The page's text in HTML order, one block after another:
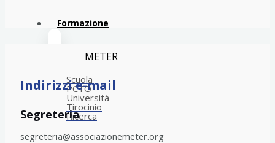
Formazione
METER
Scuola
PCTO
Università
Tirocinio
Ricerca
Indirizzi e-mail
Segreteria
segreteria@associazionemeter.org